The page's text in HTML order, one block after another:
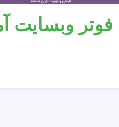
فوتر وبسایت